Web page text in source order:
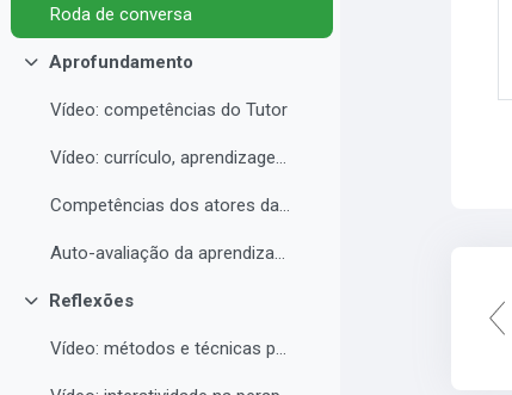
Roda de conversa
Contrair
Aprofundamento
Vídeo: competências do Tutor
Vídeo: currículo, aprendizagem e docência para EAD
Competências dos atores da educação a distância professor, tutor e aluno
Auto-avaliação da aprendizagem
Contrair
Reflexões
Vídeo: métodos e técnicas para EAD